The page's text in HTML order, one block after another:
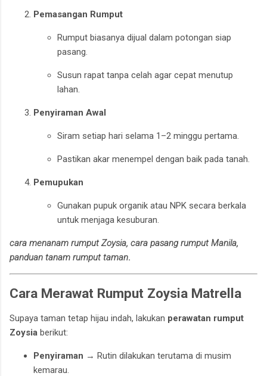
Pemasangan Rumput
Rumput biasanya dijual dalam potongan siap
pasang.
Susun rapat tanpa celah agar cepat menutup
lahan.
Penyiraman Awal
Siram setiap hari selama 1–2 minggu pertama.
Pastikan akar menempel dengan baik pada tanah.
Pemupukan
Gunakan pupuk organik atau NPK secara berkala
untuk menjaga kesuburan.
cara menanam rumput Zoysia, cara pasang rumput Manila,
panduan tanam rumput taman.
Cara Merawat Rumput Zoysia Matrella
Supaya taman tetap hijau indah, lakukan perawatan rumput
Zoysia berikut:
Penyiraman → Rutin dilakukan terutama di musim
kemarau.